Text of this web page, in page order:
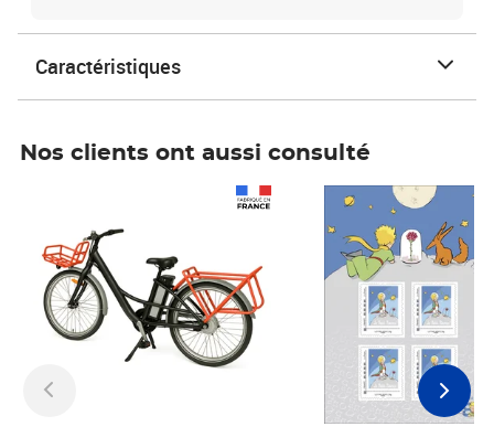
Caractéristiques
Nos clients ont aussi consulté
Prix 6,25€ HT